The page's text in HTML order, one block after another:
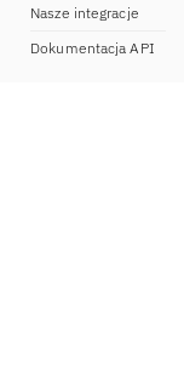
Nasze integracje
Dokumentacja API